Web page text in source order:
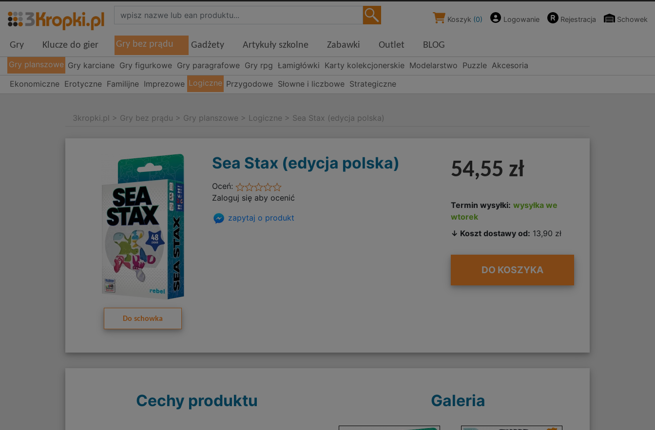
Koszyk (0) Logowanie Rejestracja Schowek
Gry Klucze do gier Gry bez prądu Gadżety Artykuły szkolne Zabawki Outlet
BLOG
Gry planszowe Gry karciane Gry figurkowe Gry paragrafowe Gry rpg Łamigłówki Karty kolekcjonerskie Modelarstwo Puzzle Akcesoria
Ekonomiczne Erotyczne Familijne Imprezowe Logiczne Przygodowe Słowne i liczbowe Strategiczne
3kropki.pl > Gry bez prądu > Gry planszowe > Logiczne > Sea Stax (edycja polska)
Do schowka
Sea Stax (edycja polska)
Oceń:
Zaloguj się aby ocenić
zapytaj o produkt
54,55 zł
Termin wysyłki: wysyłka we
wtorek
↓ Koszt dostawy od: 13,90 zł
DO KOSZYKA
Cechy produktu Galeria